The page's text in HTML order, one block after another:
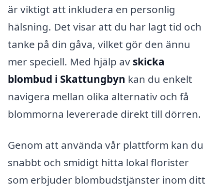
är viktigt att inkludera en personlig
hälsning. Det visar att du har lagt tid och
tanke på din gåva, vilket gör den ännu
mer speciell. Med hjälp av skicka
blombud i Skattungbyn kan du enkelt
navigera mellan olika alternativ och få
blommorna levererade direkt till dörren.
Genom att använda vår plattform kan du
snabbt och smidigt hitta lokal florister
som erbjuder blombudstjänster inom ditt